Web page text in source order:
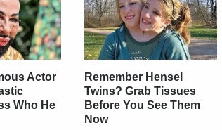
Actor
Who He
Remember Hensel
Twins? Grab Tissues
Before You See Them
Now